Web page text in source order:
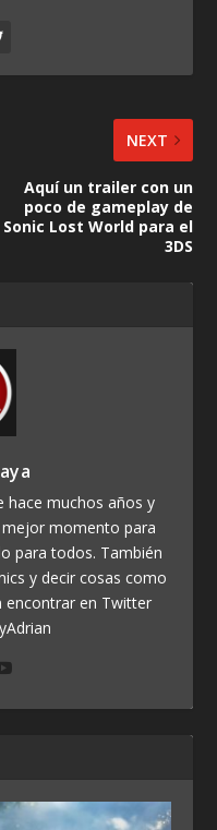
NEXT
Aquí un trailer con un
poco de gameplay de
Sonic Lost World para el
3DS
hace muchos años y
momento para
para todos. También
y decir cosas como
encontrar en Twitter